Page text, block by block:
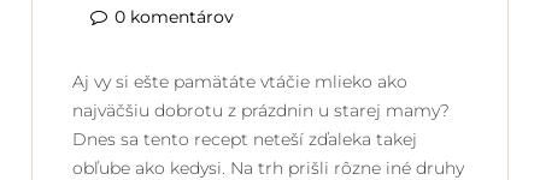
0 komentárov
Aj vy si ešte pamätáte vtáčie mlieko ako
najväčšiu dobrotu z prázdnin u starej mamy?
Dnes sa tento recept neteší zďaleka takej
obľube ako kedysi. Na trh prišli rôzne iné druhy